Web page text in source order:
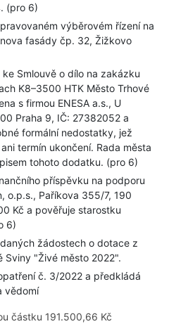
(pro 6)
výběrovém řízení na
fasády čp. 32, Žižkovo
Smlouvě o dílo na zakázku
K8–3500 HTK Město Trhové
s firmou ENESA a.s., U
Praha 9, IČ: 27382052 a
formální nedostatky, jež
termín ukončení. Rada města
tohoto dodatku. (pro 6)
příspěvku na podporu
o.p.s., Paříkova 355/7, 190
Kč a pověřuje starostku
6)
žádostech o dotace z
Sviny "Živé město 2022".
č. 3/2022 a předkládá
vědomí
částku 191.500,66 Kč